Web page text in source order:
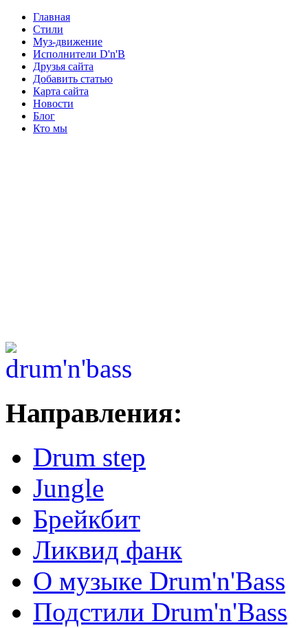
Главная
Стили
Муз-движение
Исполнители D'n'B
Друзья сайта
Добавить статью
Карта сайта
Новости
Блог
Кто мы
Направления:
Drum step
Jungle
Брейкбит
Ликвид фанк
О музыке Drum'n'Bass
Подстили Drum'n'Bass